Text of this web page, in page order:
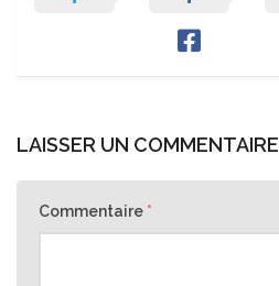
LAISSER UN COMMENTAIRE
Commentaire *